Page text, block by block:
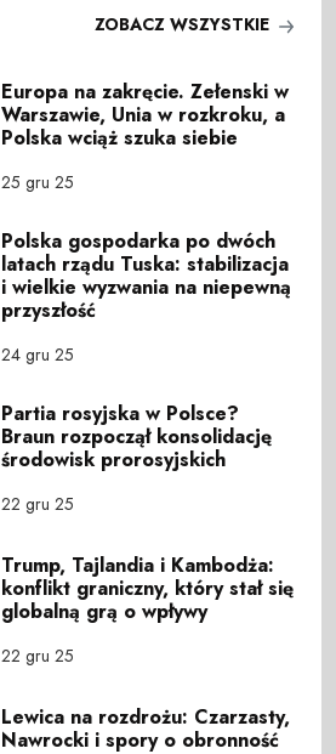
ZOBACZ WSZYSTKIE
Europa na zakręcie. Zełenski w
Warszawie, Unia w rozkroku, a
Polska wciąż szuka siebie
25 gru 25
Polska gospodarka po dwóch
latach rządu Tuska: stabilizacja
i wielkie wyzwania na niepewną
przyszłość
24 gru 25
Partia rosyjska w Polsce?
Braun rozpoczął konsolidację
środowisk prorosyjskich
22 gru 25
Trump, Tajlandia i Kambodża:
konflikt graniczny, który stał się
globalną grą o wpływy
22 gru 25
Lewica na rozdrożu: Czarzasty,
Nawrocki i spory o obronność